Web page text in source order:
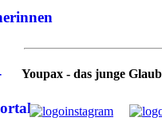
Youpax - das junge